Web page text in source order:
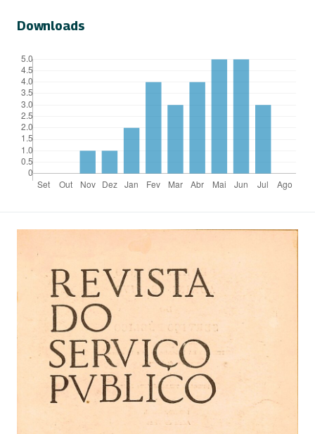
Downloads